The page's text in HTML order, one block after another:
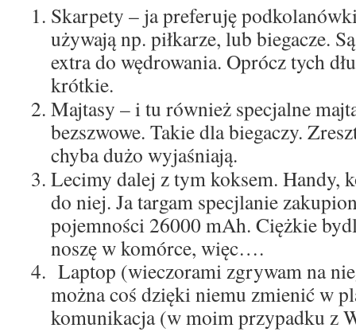
Skarpety – ja preferuję
używają np. piłkarze, lub biegacze.
extra do wędrowania. Oprócz tych
krótkie.
Majtasy – i tu również specjalne
bezszwowe. Takie dla biegaczy.
chyba dużo wyjaśniają.
Lecimy dalej z tym koksem. Handy,
do niej. Ja targam specjlanie
pojemności 26000 mAh. Ciężkie
noszę w komórce, więc….
Laptop (wieczorami zgrywam na
można coś dzięki niemu zmienić w
komunikacja (w moim przypadku z